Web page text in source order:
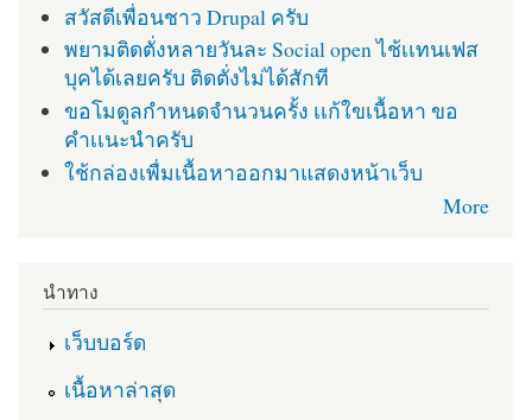
สวัสดีเพื่อนชาว Drupal ครับ
พยามติดตั่งหลายวันละ Social open ไช้เเทนเฟส
บุคได้เลยครับ ติดตั่งไม่ได้สักที
ขอโมดูลกำหนดจำนวนครั้ง เเก้ใขเนื้อหา ขอ
คำเเนะนำครับ
ใช้กล่องเพื่มเนื้อหาออกมาแสดงหน้าเว็บ
More
นำทาง
เว็บบอร์ด
เนื้อหาล่าสุด